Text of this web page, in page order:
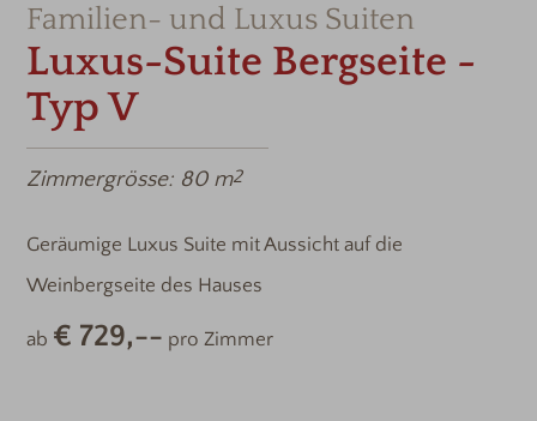
Familien- und Luxus Suiten
Luxus-Suite Bergseite -
Typ V
Zimmergrösse: 80 m2
Geräumige Luxus Suite mit Aussicht auf die
Weinbergseite des Hauses
ab € 729,-- pro Zimmer